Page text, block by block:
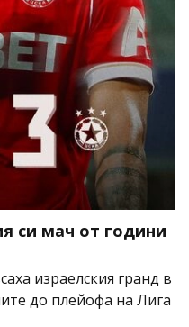
си мач от години
израелския гранд в
до плейофа на Лига